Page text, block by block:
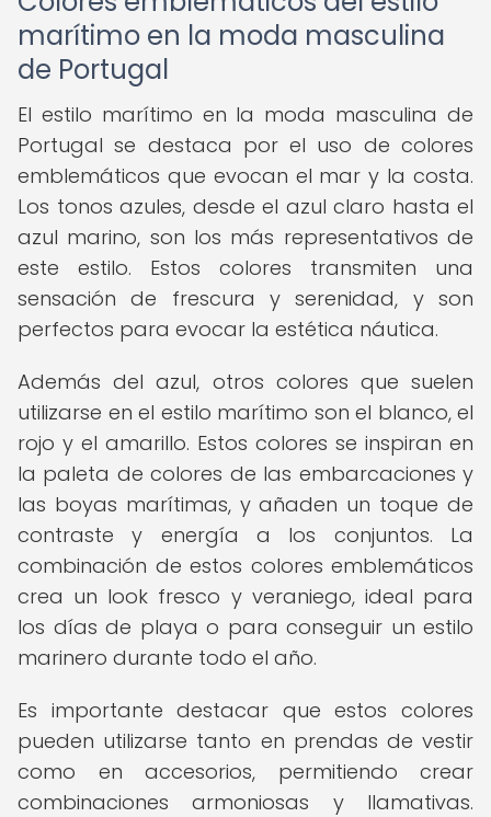
marítimo en la moda masculina
de Portugal
El estilo marítimo en la moda masculina de
Portugal se destaca por el uso de colores
emblemáticos que evocan el mar y la costa.
Los tonos azules, desde el azul claro hasta el
azul marino, son los más representativos de
este estilo. Estos colores transmiten una
sensación de frescura y serenidad, y son
perfectos para evocar la estética náutica.
Además del azul, otros colores que suelen
utilizarse en el estilo marítimo son el blanco, el
rojo y el amarillo. Estos colores se inspiran en
la paleta de colores de las embarcaciones y
las boyas marítimas, y añaden un toque de
contraste y energía a los conjuntos. La
combinación de estos colores emblemáticos
crea un look fresco y veraniego, ideal para
los días de playa o para conseguir un estilo
marinero durante todo el año.
Es importante destacar que estos colores
pueden utilizarse tanto en prendas de vestir
como en accesorios, permitiendo crear
combinaciones armoniosas y llamativas.